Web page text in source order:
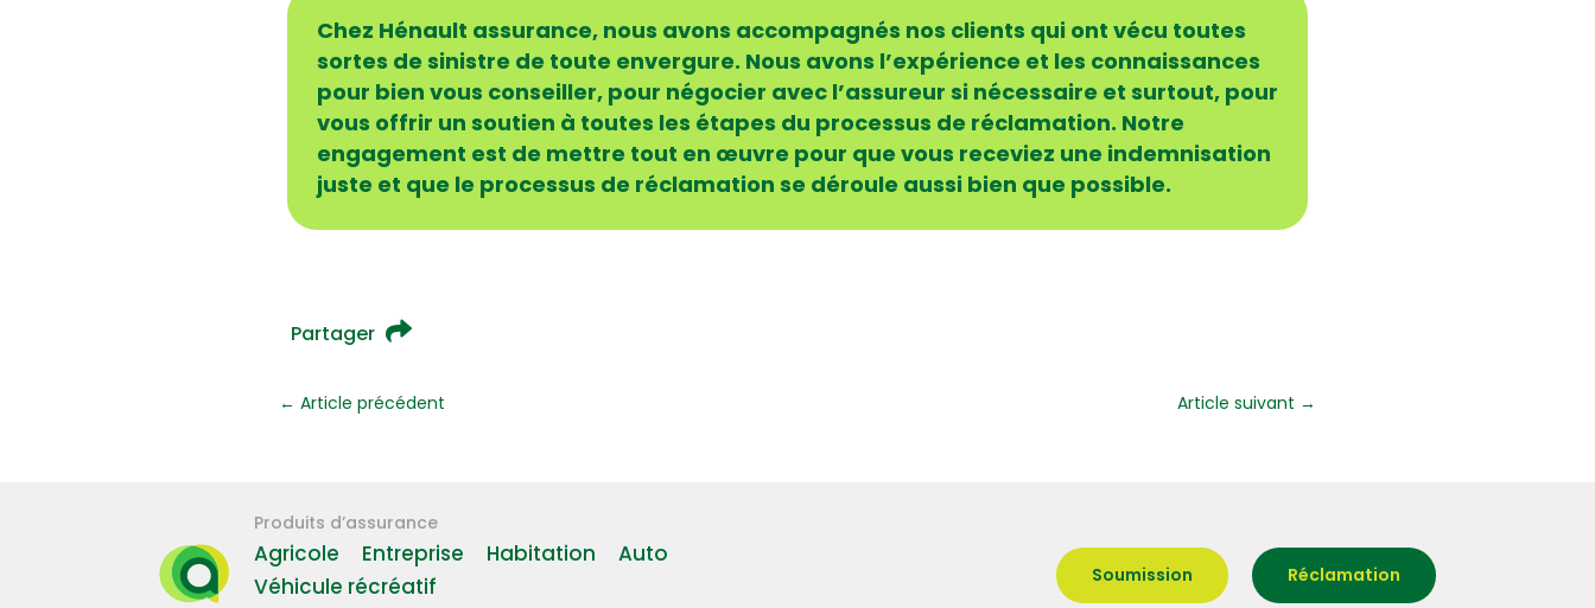
Chez Hénault assurance, nous avons accompagnés nos clients qui ont vécu toutes
sortes de sinistre de toute envergure. Nous avons l’expérience et les connaissances
pour bien vous conseiller, pour négocier avec l’assureur si nécessaire et surtout, pour
vous offrir un soutien à toutes les étapes du processus de réclamation. Notre
engagement est de mettre tout en œuvre pour que vous receviez une indemnisation
juste et que le processus de réclamation se déroule aussi bien que possible.
Partager
←Article précédent Article suivant →
Produits d’assurance
Agricole Entreprise Habitation
Auto
Véhicule récréatif
Soumission Réclamation